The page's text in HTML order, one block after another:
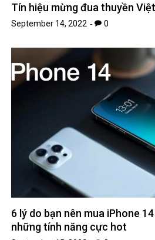
Tín hiệu mừng đua thuyền
September 14, 2022 0
6 lý do bạn nên mua iPhone
những tính năng cực hot